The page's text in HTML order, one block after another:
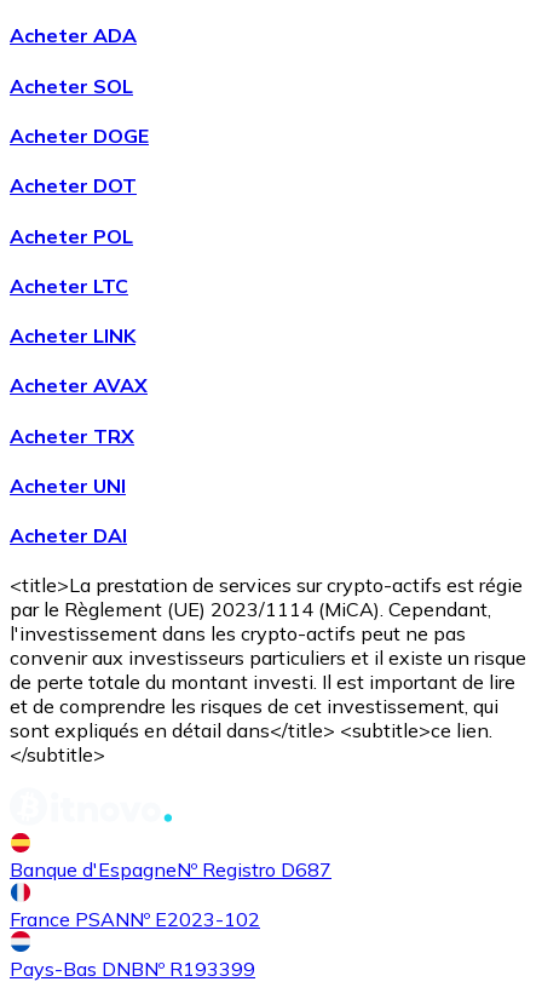
AcheterWrapped Bitcoin
AcheterAvalanche
Acheter
SHIB
Acheter ADA
Acheter SOL
Acheter DOGE
Acheter DOT
Acheter POL
Acheter LTC
Acheter LINK
Acheter AVAX
Acheter TRX
Acheter UNI
Acheter DAI
<title>La prestation de services sur crypto-actifs est régie
par le Règlement (UE) 2023/1114 (MiCA). Cependant,
l'investissement dans les crypto-actifs peut ne pas
convenir aux investisseurs particuliers et il existe un risque
de perte totale du montant investi. Il est important de lire
et de comprendre les risques de cet investissement, qui
sont expliqués en détail dans</title> <subtitle>ce lien.
</subtitle>
Banque d'EspagneNº Registro D687
France PSANNº E2023-102
Pays-Bas DNBNº R193399